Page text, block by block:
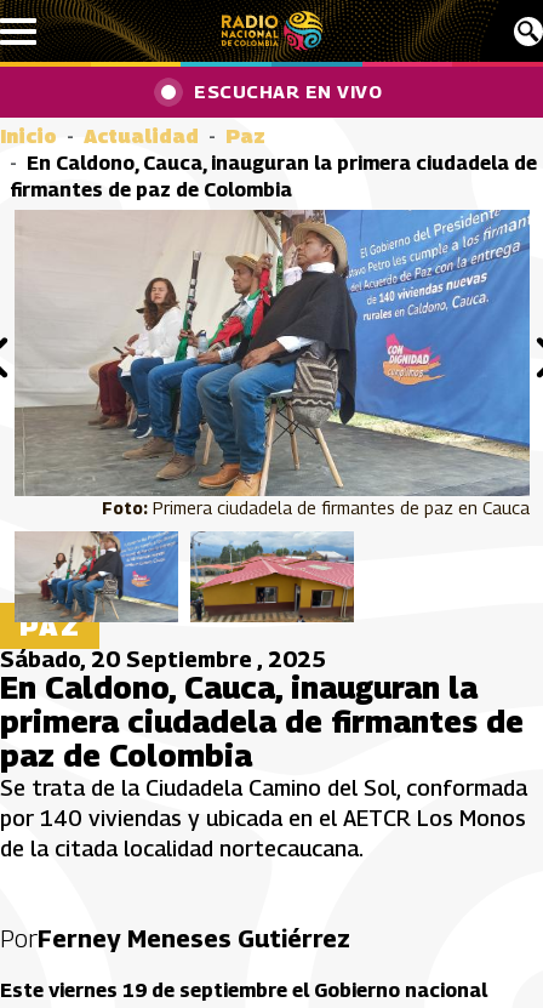
Pasar al contenido principal
ESCUCHAR EN VIVO
Inicio Actualidad
Paz
En Caldono, Cauca, inauguran la primera ciudadela de
firmantes de paz de Colombia
Primera ciudadela de firmantes de paz en Cauca
PAZ
Sábado, 20 Septiembre , 2025
En Caldono, Cauca, inauguran la
primera ciudadela de firmantes de
paz de Colombia
Se trata de la Ciudadela Camino del Sol, conformada
por 140 viviendas y ubicada en el AETCR Los Monos
de la citada localidad nortecaucana.
PorFerney Meneses Gutiérrez
Este viernes 19 de septiembre el Gobierno nacional